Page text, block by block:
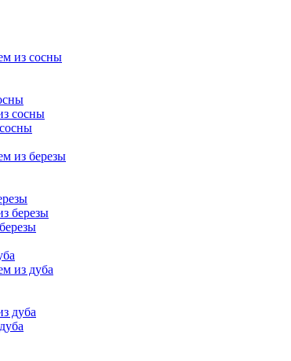
из сосны
сосны
из березы
березы
из дуба
дуба